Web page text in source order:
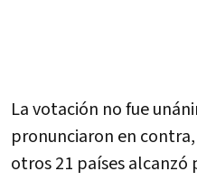
La votación no fue
pronunciaron en
otros 21 países alcanzó